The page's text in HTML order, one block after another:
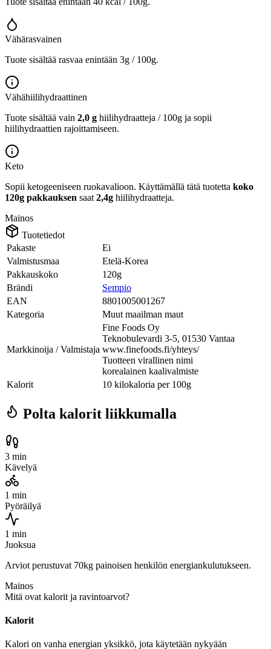
Vähärasvainen
Tuote sisältää rasvaa enintään 3g / 100g.
Vähähiilihydraattinen
Tuote sisältää vain 2,0 g hiilihydraatteja / 100g ja sopii
hiilihydraattien rajoittamiseen.
Keto
Sopii ketogeeniseen ruokavalioon. Käyttämällä tätä tuotetta koko
120g pakkauksen saat 2,4g hiilihydraatteja.
Mainos
Tuotetiedot
Pakaste
Ei
Valmistusmaa
Etelä-Korea
Pakkauskoko
120g
Brändi
Sempio
EAN
8801005001267
Kategoria
Muut maailman maut
Markkinoija / Valmistaja
Fine Foods Oy
Teknobulevardi 3-5, 01530 Vantaa
www.finefoods.fi/yhteys/
Tuotteen virallinen nimi
korealainen kaalivalmiste
Kalorit
10 kilokaloria per 100g
Polta kalorit liikkumalla
3 min
Kävelyä
1 min
Pyöräilyä
1 min
Juoksua
Arviot perustuvat 70kg painoisen henkilön energiankulutukseen.
Mainos
Mitä ovat kalorit ja ravintoarvot?
Kalorit
Kalori on vanha energian yksikkö, jota käytetään nykyään